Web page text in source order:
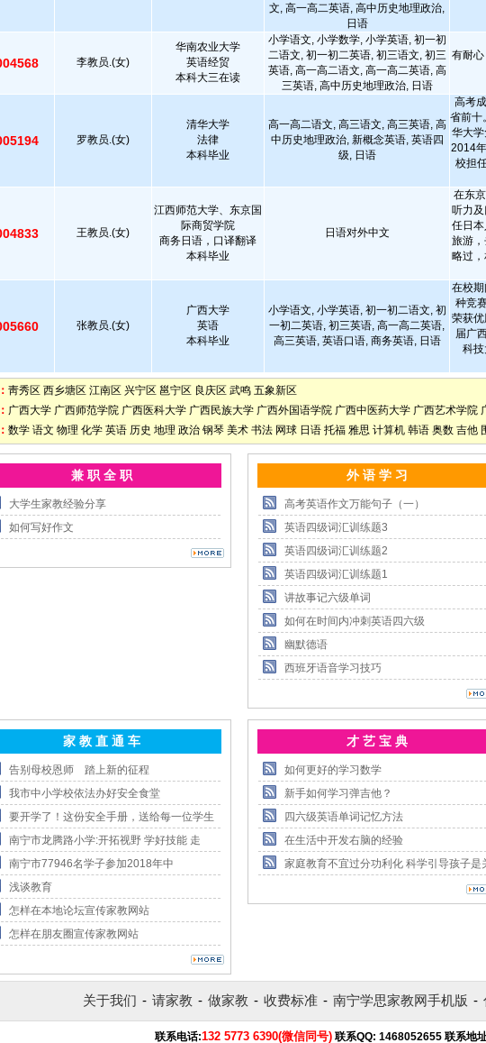
文, 高一高二英语, 高中历史地理政治,
日语
李教员.(女)
华南农业大学
英语经贸
本科大三在读
小学语文, 小学数学, 小学英语, 初一初
二语文, 初一初二英语, 初三语文, 初三
英语, 高一高二语文, 高一高二英语, 高
三英语, 高中历史地理政治, 日语
有耐
罗教员.(女)
清华大学
法律
本科毕业
高一高二语文, 高三语文, 高三英语, 高
中历史地理政治, 新概念英语, 英语四
级, 日语
高考
省前十
华大
2014
校担
王教员.(女)
江西师范大学、东京国
际商贸学院
商务日语，口译翻译
本科毕业
日语对外中文
在东
听力
任日
旅游
略过
张教员.(女)
广西大学
英语
本科毕业
小学语文, 小学英语, 初一初二语文, 初
一初二英语, 初三英语, 高一高二英语,
高三英语, 英语口语, 商务英语, 日语
在校
种竞
荣获优
届广
科
靑秀区 西乡塘区 江南区 兴宁区 邕宁区 良庆区 武鸣 五象新区
广西大学 广西师范学院 广西医科大学 广西民族大学 广西外国语学院 广西中医药大学 广西艺术学院
数学 语文 物理 化学 英语 历史 地理 政治 钢琴 美术 书法 网球 日语 托福 雅思 计算机 韩语 奥数 吉他
兼 职 全 职
大学生家教经验分享
如何写好作文
外 语 学 习
高考英语作文万能句子（一）
英语四级词汇训练题3
英语四级词汇训练题2
英语四级词汇训练题1
讲故事记六级单词
如何在时间内冲刺英语四六级
幽默德语
西班牙语音学习技巧
家 教 直 通 车
告别母校恩师 踏上新的征程
我市中小学校依法办好安全食堂
要开学了！这份安全手册，送给每一位学生
南宁市龙腾路小学:开拓视野 学好技能 走
南宁市77946名学子参加2018年中
浅谈教育
怎样在本地论坛宣传家教网站
怎样在朋友圈宣传家教网站
才 艺 宝 典
如何更好的学习数学
新手如何学习弹吉他？
四六级英语单词记忆方法
在生活中开发右脑的经验
家庭教育不宜过分功利化 科学引导孩子是
关于我们 - 请家教 - 做家教 - 收费标准 - 南宁学思家教网手机版 -
联系电话:132 5773 6390(微信同号) 联系QQ: 1468052655 联系地